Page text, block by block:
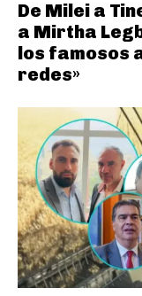
De Milei a
a Mirtha
los famosos
redes»